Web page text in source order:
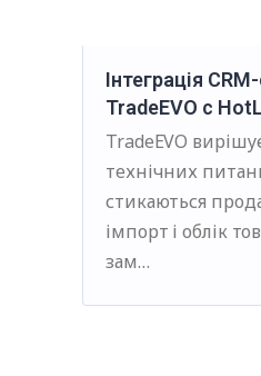
Інтеграція
TradeEVO c
TradeEVO
технічних
стикаються
імпорт і облік
зам…